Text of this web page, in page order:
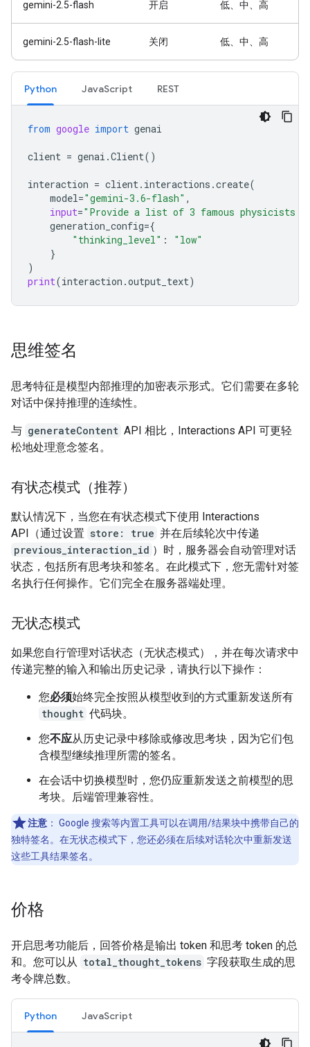
gemini-2.5-flash 开启 低、中、高
gemini-2.5-flash-lite 关闭 低、中、高
Python JavaScript REST
from google import genai
client = genai .Client()
interaction = client. interactions .create(
model="gemini-3.6-flash" ,
input="Provide a list of 3 famous physicists
generation_config={
"thinking_level" :
"low"
}
)
print(interaction .output_text)
思维签名
思考特征是模型内部推理的加密表示形式。它们需要在多轮
对话中保持推理的连续性。
与 generateContent API 相比，Interactions API 可更轻
松地处理意念签名。
有状态模式（推荐）
默认情况下，当您在有状态模式下使用 Interactions
API（通过设置 store: true 并在后续轮次中传递
previous_interaction_id ）时，服务器会自动管理对话
状态，包括所有思考块和签名。在此模式下，您无需针对签
名执行任何操作。它们完全在服务器端处理。
无状态模式
如果您自行管理对话状态（无状态模式），并在每次请求中
传递完整的输入和输出历史记录，请执行以下操作：
您必须始终完全按照从模型收到的方式重新发送所有
thought 代码块。
您不应从历史记录中移除或修改思考块，因为它们包
含模型继续推理所需的签名。
在会话中切换模型时，您仍应重新发送之前模型的思
考块。后端管理兼容性。
注意 ： Google 搜索等内置工具可以在调用/结果块中携带自己的
独特签名。在无状态模式下，您还必须在后续对话轮次中重新发送
这些工具结果签名。
价格
开启思考功能后，回答价格是输出 token 和思考 token 的总
和。您可以从 total_thought_tokens 字段获取生成的思
考令牌总数。
Python JavaScript